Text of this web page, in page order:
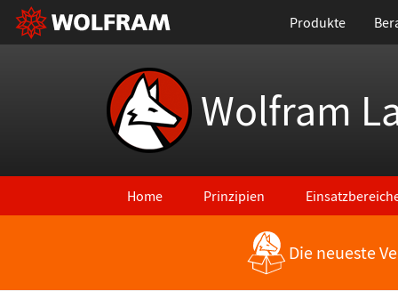
Produkte
Wolfram
Home Prinzipien
Die neueste